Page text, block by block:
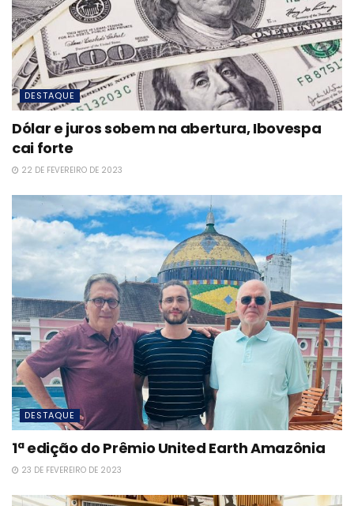
DESTAQUE
Dólar e juros sobem na abertura, Ibovespa
cai forte
22 DE FEVEREIRO DE 2023
DESTAQUE
1ª edição do Prêmio United Earth Amazônia
23 DE FEVEREIRO DE 2023